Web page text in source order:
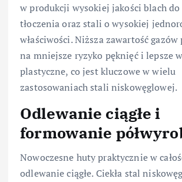
w produkcji wysokiej jakości blach do
tłoczenia oraz stali o wysokiej
właściwości. Niższa zawartość gazów
na mniejsze ryzyko pęknięć i lepsze
plastyczne, co jest kluczowe w wielu
zastosowaniach stali niskowęglowej.
Odlewanie ciągłe i
formowanie
Nowoczesne huty praktycznie w
odlewanie ciągłe. Ciekła stal